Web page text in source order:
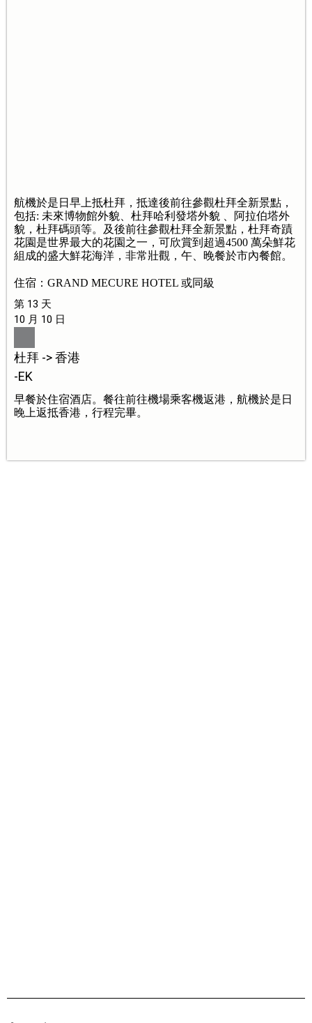
航機於是日早上抵杜拜，抵達後前往參觀杜拜全新景點，
包括: 未來博物館外貌、杜拜哈利發塔外貌 、阿拉伯塔外
貌，杜拜碼頭等。及後前往參觀杜拜全新景點，杜拜奇蹟
花園是世界最大的花園之一，可欣賞到超過4500 萬朵鮮花
組成的盛大鮮花海洋，非常壯觀，午、晚餐於市內餐館。
住宿：GRAND MECURE HOTEL 或同級
第 13 天
10 月 10 日
杜拜 -> 香港
-EK
早餐於住宿酒店。餐往前往機場乘客機返港，航機於是日
晚上返抵香港，行程完畢。